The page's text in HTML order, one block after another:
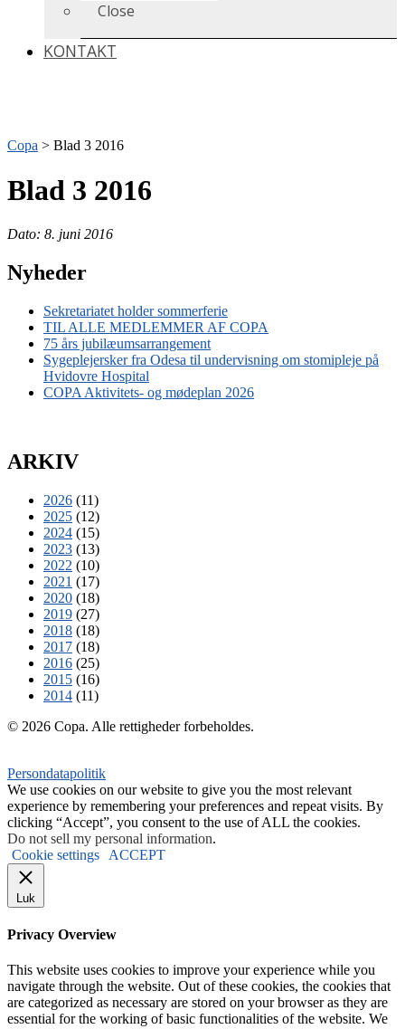
Close
KONTAKT
Copa > Blad 3 2016
Blad 3 2016
Dato: 8. juni 2016
Nyheder
Sekretariatet holder sommerferie
TIL ALLE MEDLEMMER AF COPA
75 års jubilæumsarrangement
Sygeplejersker fra Odesa til undervisning om stomipleje på
Hvidovre Hospital
COPA Aktivitets- og mødeplan 2026
ARKIV
2026 (11)
2025 (12)
2024 (15)
2023 (13)
2022 (10)
2021 (17)
2020 (18)
2019 (27)
2018 (18)
2017 (18)
2016 (25)
2015 (16)
2014 (11)
© 2026 Copa. Alle rettigheder forbeholdes.
Persondatapolitik
We use cookies on our website to give you the most relevant
experience by remembering your preferences and repeat visits. By
clicking “Accept”, you consent to the use of ALL the cookies.
Do not sell my personal information.
Cookie settings
ACCEPT
Luk
Privacy Overview
This website uses cookies to improve your experience while you
navigate through the website. Out of these cookies, the cookies that
are categorized as necessary are stored on your browser as they are
essential for the working of basic functionalities of the website. We